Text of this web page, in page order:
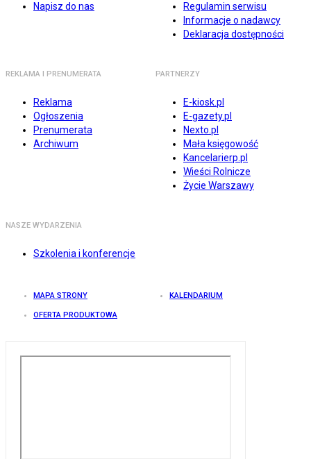
Napisz do nas
Regulamin serwisu
Informacje o nadawcy
Deklaracja dostępności
REKLAMA I PRENUMERATA
Reklama
Ogłoszenia
Prenumerata
Archiwum
PARTNERZY
E-kiosk.pl
E-gazety.pl
Nexto.pl
Mała księgowość
Kancelarierp.pl
Wieści Rolnicze
Życie Warszawy
NASZE WYDARZENIA
Szkolenia i konferencje
MAPA STRONY KALENDARIUM
OFERTA PRODUKTOWA